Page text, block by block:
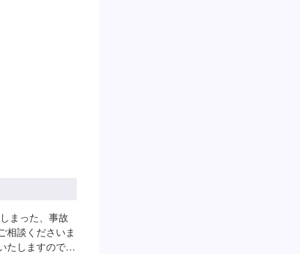
まった、事故
相談くださいま
たしますので、